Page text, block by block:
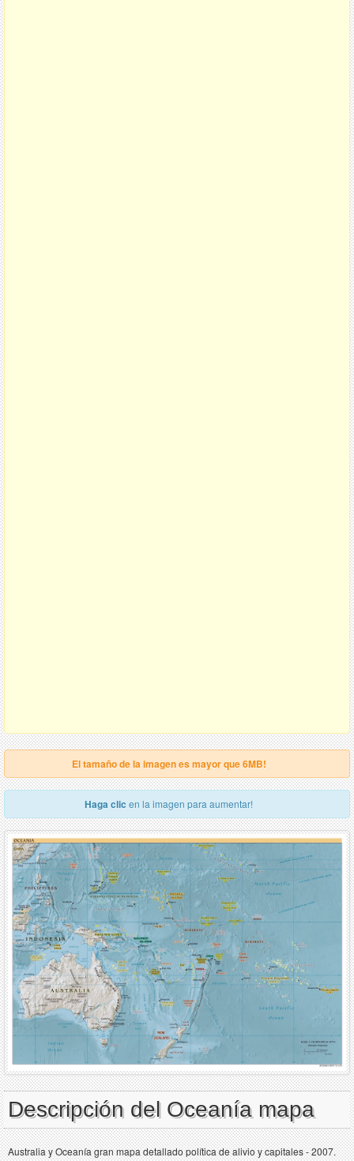
El tamaño de la imagen es mayor que 6MB!
Haga clic en la imagen para aumentar!
Descripción del Oceanía mapa
Australia y Oceanía gran mapa detallado política de alivio y capitales - 2007.